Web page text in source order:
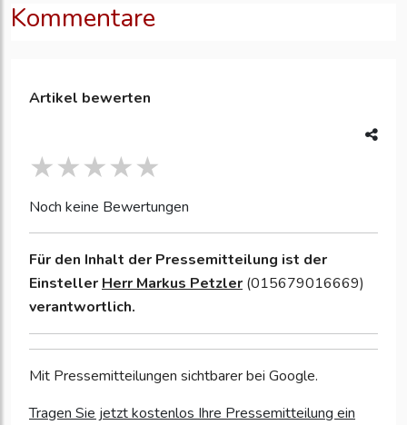
Kommentare
Artikel bewerten
Noch keine Bewertungen
Für den Inhalt der Pressemitteilung ist der
Einsteller Herr Markus Petzler (015679016669)
verantwortlich.
Mit Pressemitteilungen sichtbarer bei Google.
Tragen Sie jetzt kostenlos Ihre Pressemitteilung ein